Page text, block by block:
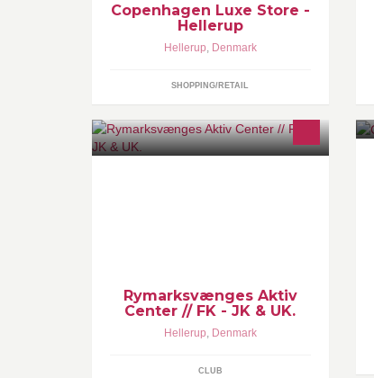
Copenhagen Luxe Store -
Hellerup
Hellerup, Denmark
SHOPPING/RETAIL
Rymarksvænges Aktiv
Center // FK - JK & UK.
Hellerup, Denmark
CLUB